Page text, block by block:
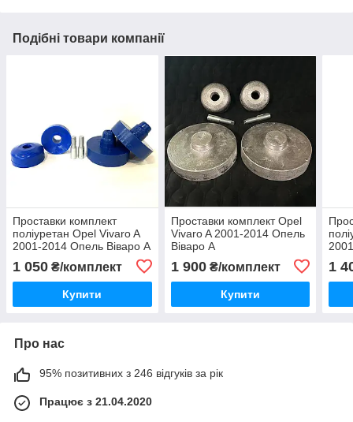
Подібні товари компанії
Проставки комплект
поліуретан Opel Vivaro A
2001-2014 Опель Віваро А
1 050 ₴/комплект
Купити
Проставки комплект Opel
Vivaro A 2001-2014 Опель
Віваро А
1 900₴/комплект
Купити
1
Про нас
95% позитивних з 246 відгуків за рік
Працює з 21.04.2020